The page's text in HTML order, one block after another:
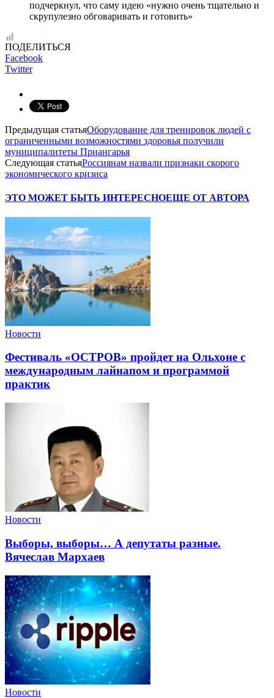
подчеркнул, что саму идею «нужно очень тщательно и
скрупулезно обговаривать и готовить»
ПОДЕЛИТЬСЯ
Facebook
Twitter
Предыдущая статьяОборудование для тренировок людей с
ограниченными возможностями здоровья получили
муниципалитеты Приангарья
Следующая статьяРоссиянам назвали признаки скорого
экономического кризиса
ЭТО МОЖЕТ БЫТЬ ИНТЕРЕСНОЕЩЕ ОТ АВТОРА
Новости
Фестиваль «ОСТРОВ» пройдет на Ольхоне с
международным лайнапом и программой
практик
Новости
Выборы, выборы… А депутаты разные.
Вячеслав Мархаев
Новости